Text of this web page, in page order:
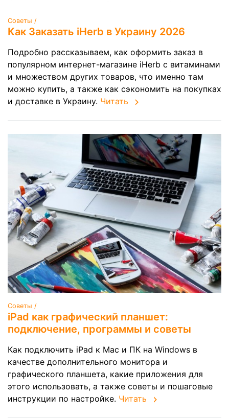
Советы /
Как Заказать iHerb в Украину 2026
Подробно рассказываем, как оформить заказ в
популярном интернет-магазине iHerb с витаминами
и множеством других товаров, что именно там
можно купить, а также как сэкономить на покупках
и доставке в Украину. Читать
Советы /
iPad как графический планшет:
подключение, программы и советы
Как подключить iPad к Mac и ПК на Windows в
качестве дополнительного монитора и
графического планшета, какие приложения для
этого использовать, а также советы и пошаговые
инструкции по настройке. Читать